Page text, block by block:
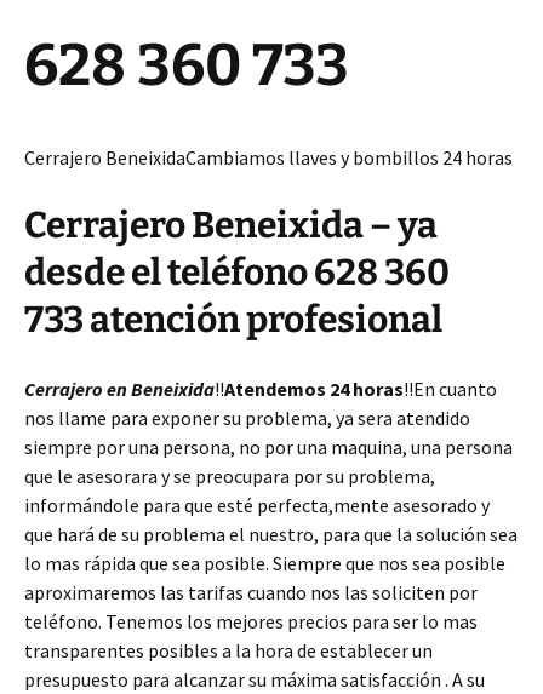
628 360 733
Cerrajero BeneixidaCambiamos llaves y bombillos 24 horas
Cerrajero Beneixida – ya
desde el teléfono 628 360
733 atención profesional
Cerrajero en Beneixida!!Atendemos 24 horas!!En cuanto
nos llame para exponer su problema, ya sera atendido
siempre por una persona, no por una maquina, una persona
que le asesorara y se preocupara por su problema,
informándole para que esté perfecta,mente asesorado y
que hará de su problema el nuestro, para que la solución sea
lo mas rápida que sea posible. Siempre que nos sea posible
aproximaremos las tarifas cuando nos las soliciten por
teléfono. Tenemos los mejores precios para ser lo mas
transparentes posibles a la hora de establecer un
presupuesto para alcanzar su máxima satisfacción . A su